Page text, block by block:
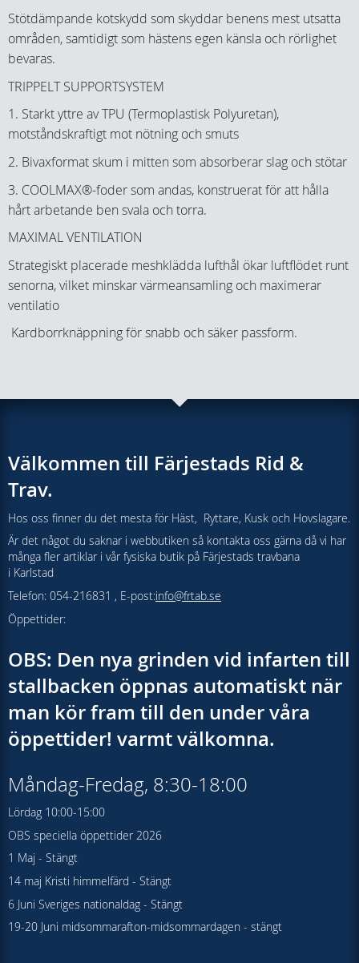
Stötdämpande kotskydd som skyddar benens mest utsatta
områden, samtidigt som hästens egen känsla och rörlighet
bevaras.
TRIPPELT SUPPORTSYSTEM
1. Starkt yttre av TPU (Termoplastisk Polyuretan),
motståndskraftigt mot nötning och smuts
2. Bivaxformat skum i mitten som absorberar slag och stötar
3. COOLMAX®-foder som andas, konstruerat för att hålla
hårt arbetande ben svala och torra.
MAXIMAL VENTILATION
Strategiskt placerade meshklädda lufthål ökar luftflödet runt
senorna, vilket minskar värmeansamling och maximerar
ventilatio
Kardborrknäppning för snabb och säker passform.
Välkommen till Färjestads Rid &
Trav.
Hos oss finner du det mesta för Häst, Ryttare, Kusk och Hovslagare.
Är det något du saknar i webbutiken så kontakta oss gärna då vi har
många fler artiklar i vår fysiska butik på Färjestads travbana
i Karlstad
Telefon: 054-216831 , E-post:info@frtab.se
Öppettider:
OBS: Den nya grinden vid infarten till
stallbacken öppnas automatiskt när
man kör fram till den under våra
öppettider! varmt välkomna.
Måndag-Fredag, 8:30-18:00
Lördag 10:00-15:00
OBS speciella öppettider 2026
1 Maj - Stängt
14 maj Kristi himmelfärd - Stängt
6 Juni Sveriges nationaldag - Stängt
19-20 Juni midsommarafton-midsommardagen - stängt